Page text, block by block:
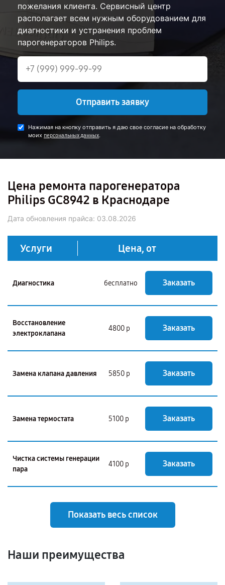
пожелания клиента. Сервисный центр
располагает всем нужным оборудованием для
диагностики и устранения проблем
парогенераторов Philips.
Отправить заявку
Нажимая на кнопку отправить я даю свое согласие на обработку
моих персональных данных.
Цена ремонта парогенератора
Philips GC8942 в Краснодаре
Дата обновления прайса: 03.08.2026
Услуги Цена, от
Диагностика бесплатно Заказать
Восстановление
электроклапана
4800 р Заказать
Замена клапана давления 5850 р Заказать
Замена термостата 5100 р Заказать
Чистка системы генерации
пара
4100 р Заказать
Показать весь список
Наши преимущества